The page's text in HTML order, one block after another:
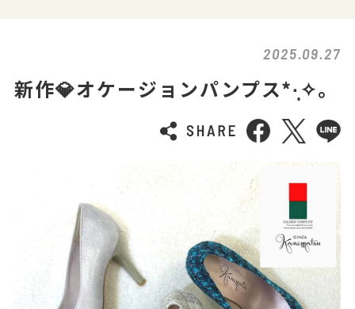
2025.09.27
新作💎オケージョンパンプス*·̩͙✧︎。